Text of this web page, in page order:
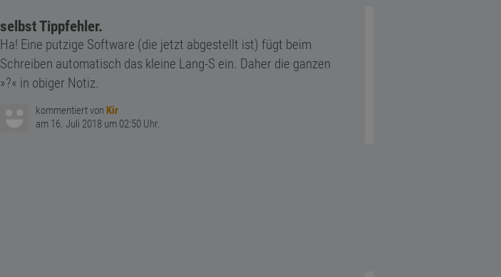
selbst Tippfehler.
Ha! Eine putzige Software (die jetzt abgestellt ist) fügt beim
Schreiben automatisch das kleine Lang-S ein. Daher die ganzen
»?« in obiger Notiz.
kommentiert von Kir
am 16. Juli 2018 um 02:50 Uhr.